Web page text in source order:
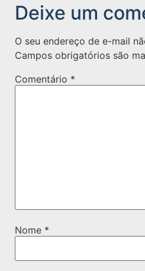
Deixe um
O seu endereço de e-mail
Campos obrigatórios são
Comentário *
Nome *